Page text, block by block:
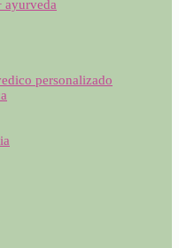
ayurveda
personalizado